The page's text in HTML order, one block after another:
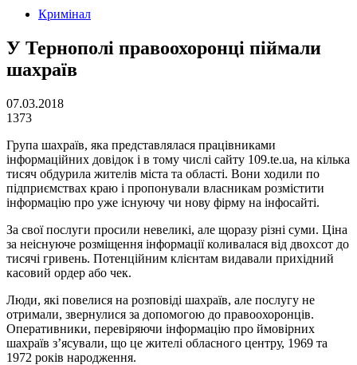
Кримінал
У Тернополі правоохоронці піймали
шахраїв
07.03.2018
1373
Група шахраїв, яка представлялася працівниками
інформаційних довідок і в тому числі сайту 109.te.ua, на кілька
тисяч обдурила жителів міста та області. Вони ходили по
підприємствах краю і пропонували власникам розмістити
інформацію про уже існуючу чи нову фірму на інфосайті.
За свої послуги просили невеликі, але щоразу різні суми. Ціна
за неіснуюче розміщення інформації коливалася від двохсот до
тисячі гривень. Потенційним клієнтам видавали прихідний
касовий ордер або чек.
Люди, які повелися на розповіді шахраїв, але послугу не
отримали, звернулися за допомогою до правоохоронців.
Оперативники, перевіряючи інформацію про ймовірних
шахраїв з’ясували, що це жителі обласного центру, 1969 та
1972 років народження.